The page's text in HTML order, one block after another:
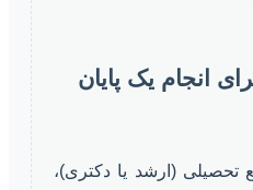
انجام یک پایان
(ارشد یا دکتری)،